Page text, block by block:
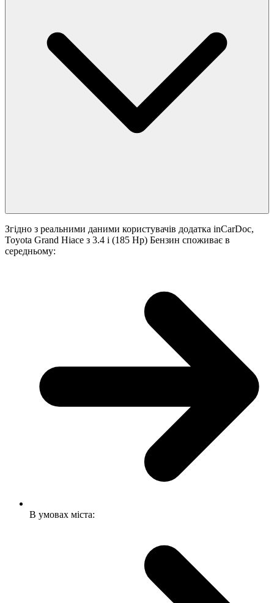
Згідно з реальними даними користувачів додатка inCarDoc,
Toyota Grand Hiace з 3.4 i (185 Hp) Бензин споживає в
середньому:
В умовах міста: